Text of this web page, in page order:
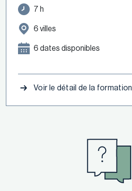
7 h
6 villes
6 dates disponibles
Voir le détail de la formation